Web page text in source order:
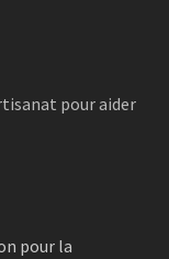
pour aider
pour la